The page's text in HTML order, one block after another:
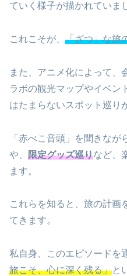
ていく様子が描かれていま
これこそが、 「ざつ」な旅
また、アニメ化によって、
ラボの観光マップやイベン
はたまらないスポット巡り
「赤べこ音頭」を聞きな
や、 限定グッズ巡りなど、
ます。
これらを知ると、旅の計画
てきます。
私自身、このエピソードを
旅こそ、心に深く残る」と